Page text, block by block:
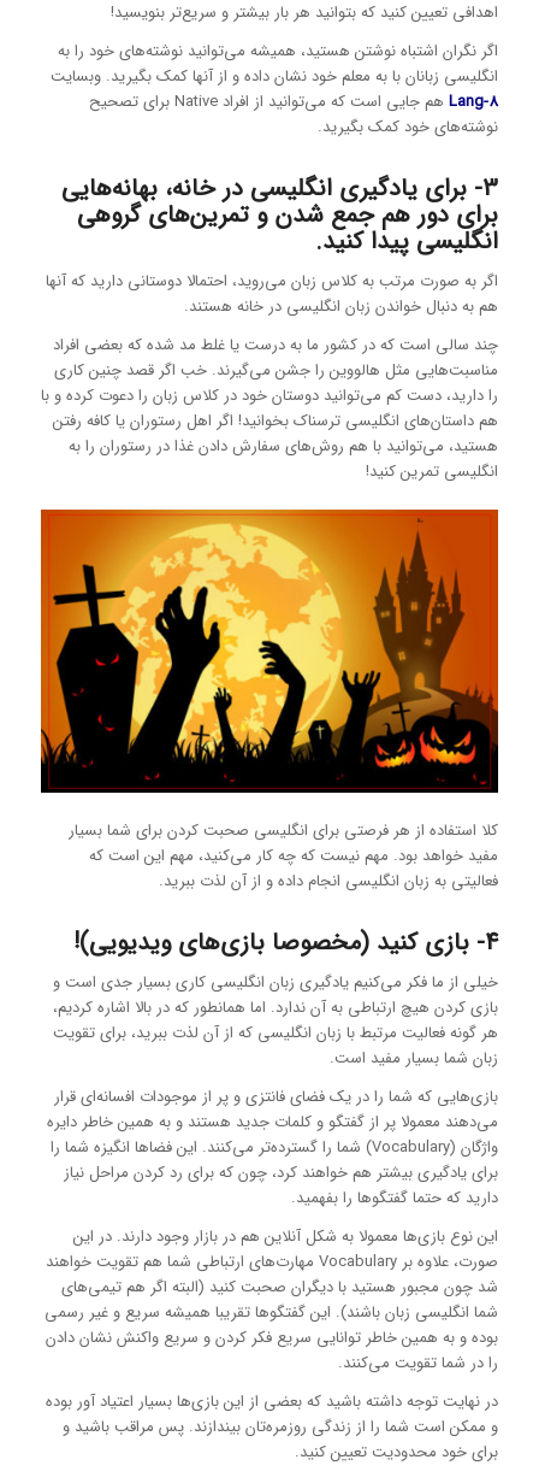
اهدافی تعیین کنید که بتوانید هر بار بیشتر و سریع‌تر بنویسید!
اگر نگران اشتباه نوشتن هستید، همیشه می‌توانید نوشته‌های خود را به
انگلیسی زبانان با به معلم خود نشان داده و از آنها کمک بگیرید. وبسایت
Lang-8
هم جایی است که می‌توانید از افراد Native برای تصحیح
نوشته‌های خود کمک بگیرید.
3- برای یادگیری انگلیسی در خانه، بهانه‌هایی
برای دور هم جمع شدن و تمرین‌های گروهی
انگلیسی پیدا کنید.
اگر به صورت مرتب به کلاس زبان می‌روید، احتمالا دوستانی دارید که آنها
هم به دنبال خواندن زبان انگلیسی در خانه هستند.
چند سالی است که در کشور ما به درست یا غلط مد شده که بعضی افراد
مناسبت‌هایی مثل هالووین را جشن می‌گیرند. خب اگر قصد چنین کاری
را دارید، دست کم می‌توانید دوستان خود در کلاس زبان را دعوت کرده و با
هم داستان‌های انگلیسی ترسناک بخوانید! اگر اهل رستوران یا کافه رفتن
هستید، می‌توانید با هم روش‌های سفارش دادن غذا در رستوران را به
انگلیسی تمرین کنید!
کلا استفاده از هر فرصتی برای انگلیسی صحبت کردن برای شما بسیار
مفید خواهد بود. مهم نیست که چه کار می‌کنید، مهم این است که
فعالیتی به زبان انگلیسی انجام داده و از آن لذت ببرید.
4- بازی کنید (مخصوصا بازی‌های ویدیویی)!
خیلی از ما فکر می‌کنیم یادگیری زبان انگلیسی کاری بسیار جدی است و
بازی کردن هیچ ارتباطی به آن ندارد. اما همانطور که در بالا اشاره کردیم،
هر گونه فعالیت مرتبط با زبان انگلیسی که از آن لذت ببرید، برای تقویت
زبان شما بسیار مفید است.
بازی‌هایی که شما را در یک فضای فانتزی و پر از موجودات افسانه‌ای قرار
می‌دهند معمولا پر از گفتگو و کلمات جدید هستند و به همین خاطر دایره
واژگان (Vocabulary) شما را گسترده‌تر می‌کنند. این فضاها انگیزه شما را
برای یادگیری بیشتر هم خواهند کرد، چون که برای رد کردن مراحل نیاز
دارید که حتما گفتگوها را بفهمید.
این نوع بازی‌ها معمولا به شکل آنلاین هم در بازار وجود دارند. در این
صورت، علاوه بر Vocabulary مهارت‌های ارتباطی شما هم تقویت خواهند
شد چون مجبور هستید با دیگران صحبت کنید (البته اگر هم تیمی‌های
شما انگلیسی زبان باشند). این گفتگوها تقریبا همیشه سریع و غیر رسمی
بوده و به همین خاطر توانایی سریع فکر کردن و سریع واکنش نشان دادن
را در شما تقویت می‌کنند.
در نهایت توجه داشته باشید که بعضی از این بازی‌ها بسیار اعتیاد آور بوده
و ممکن است شما را از زندگی روزمره‌تان بیندازند. پس مراقب باشید و
برای خود محدودیت تعیین کنید.